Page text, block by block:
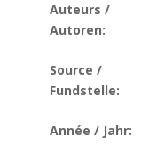
Auteurs /
Autoren:
Source /
Fundstelle:
Année / Jahr: